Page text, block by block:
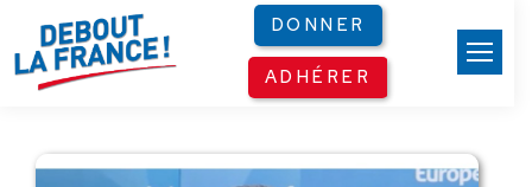
DONNER
ADHÉRER
Panneau de gestion des cookies